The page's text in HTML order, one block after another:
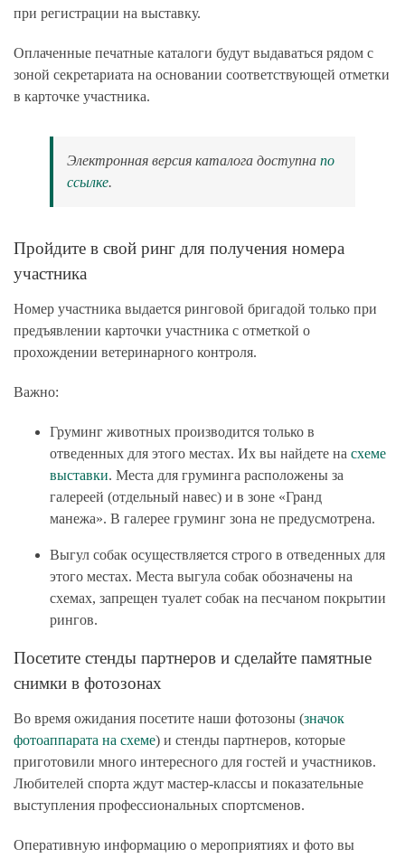
при регистрации на выставку.
Оплаченные печатные каталоги будут выдаваться рядом с
зоной секретариата на основании соответствующей отметки
в карточке участника.
Электронная версия каталога доступна по
ссылке.
Пройдите в свой ринг для получения номера
участника
Номер участника выдается ринговой бригадой только при
предъявлении карточки участника с отметкой о
прохождении ветеринарного контроля.
Важно:
Груминг животных производится только в
отведенных для этого местах. Их вы найдете на схеме
выставки. Места для груминга расположены за
галереей (отдельный навес) и в зоне «Гранд
манежа». В галерее груминг зона не предусмотрена.
Выгул собак осуществляется строго в отведенных для
этого местах. Места выгула собак обозначены на
схемах, запрещен туалет собак на песчаном покрытии
рингов.
Посетите стенды партнеров и сделайте памятные
снимки в фотозонах
Во время ожидания посетите наши фотозоны (значок
фотоаппарата на схеме) и стенды партнеров, которые
приготовили много интересного для гостей и участников.
Любителей спорта ждут мастер-классы и показательные
выступления профессиональных спортсменов.
Оперативную информацию о мероприятиях и фото вы